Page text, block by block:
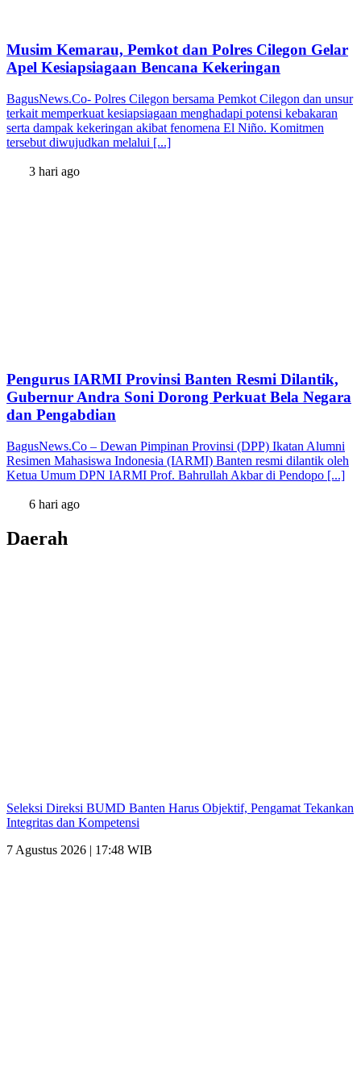
Musim Kemarau, Pemkot dan Polres Cilegon Gelar
Apel Kesiapsiagaan Bencana Kekeringan
BagusNews.Co- Polres Cilegon bersama Pemkot Cilegon dan unsur
terkait memperkuat kesiapsiagaan menghadapi potensi kebakaran
serta dampak kekeringan akibat fenomena El Niño. Komitmen
tersebut diwujudkan melalui [...]
3 hari ago
Pengurus IARMI Provinsi Banten Resmi Dilantik,
Gubernur Andra Soni Dorong Perkuat Bela Negara
dan Pengabdian
BagusNews.Co – Dewan Pimpinan Provinsi (DPP) Ikatan Alumni
Resimen Mahasiswa Indonesia (IARMI) Banten resmi dilantik oleh
Ketua Umum DPN IARMI Prof. Bahrullah Akbar di Pendopo [...]
6 hari ago
Daerah
Seleksi Direksi BUMD Banten Harus Objektif, Pengamat Tekankan
Integritas dan Kompetensi
7 Agustus 2026 | 17:48 WIB